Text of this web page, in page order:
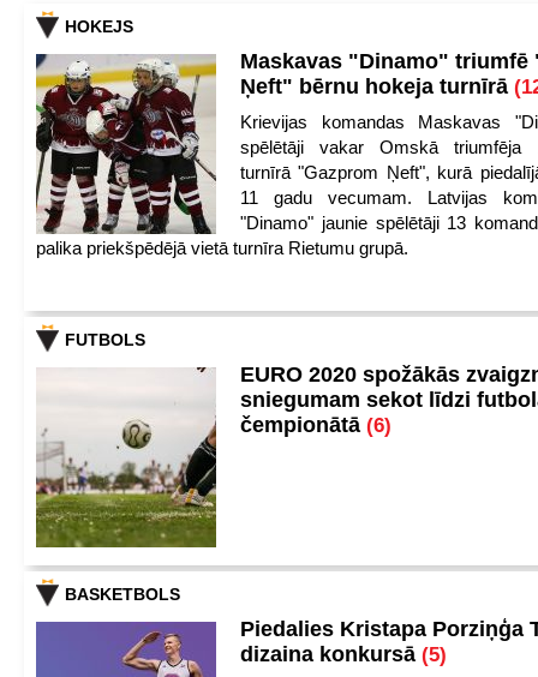
HOKEJS
Maskavas "Dinamo" triumfē
Ņeft" bērnu hokeja turnīrā
Krievijas komandas Maskavas
spēlētāji vakar Omskā triumfēja
turnīrā "Gazprom Ņeft", kurā
11 gadu vecumam. Latvijas
"Dinamo" jaunie spēlētāji 13
palika priekšpēdējā vietā turnīra Rietumu grupā.
FUTBOLS
EURO 2020 spožākās
sniegumam sekot līdzi
čempionātā (6)
BASKETBOLS
Piedalies Kristapa Porziņģa
dizaina konkursā (5)